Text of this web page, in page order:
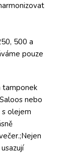
500 a
pouze
tamponek
nebo
s olejem